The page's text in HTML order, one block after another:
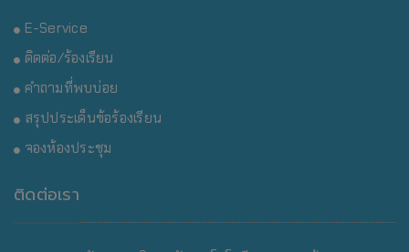
E-Service
ติดต่อ/ร้องเรียน
คำถามที่พบบ่อย
สรุปประเด็นข้อร้องเรียน
จองห้องประชุม
ติดต่อเรา